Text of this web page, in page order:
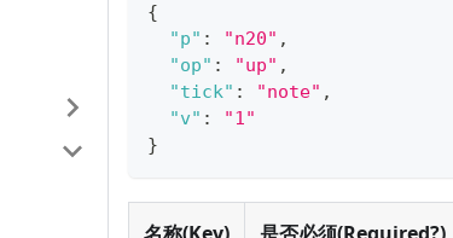
{
"p" : "n20" ,
"op" : "up" ,
"tick" : "note" ,
"v" :
"1"
}